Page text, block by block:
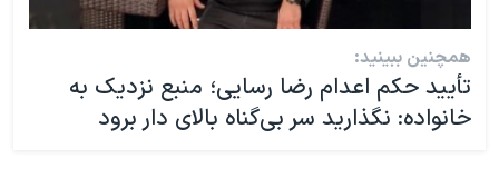
همچنین ببینید:
تأیید حکم اعدام رضا رسایی؛ منبع نزدیک به
خانواده: نگذارید سر بی‌گناه بالای دار برود